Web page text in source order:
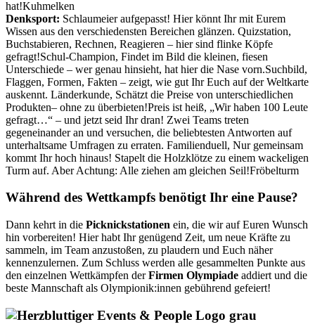
hat!Kuhmelken
Denksport: Schlaumeier aufgepasst! Hier könnt Ihr mit Eurem
Wissen aus den verschiedensten Bereichen glänzen. Quizstation,
Buchstabieren, Rechnen, Reagieren – hier sind flinke Köpfe
gefragt!Schul-Champion, Findet im Bild die kleinen, fiesen
Unterschiede – wer genau hinsieht, hat hier die Nase vorn.Suchbild,
Flaggen, Formen, Fakten – zeigt, wie gut Ihr Euch auf der Weltkarte
auskennt. Länderkunde, Schätzt die Preise von unterschiedlichen
Produkten– ohne zu überbieten!Preis ist heiß, „Wir haben 100 Leute
gefragt…“ – und jetzt seid Ihr dran! Zwei Teams treten
gegeneinander an und versuchen, die beliebtesten Antworten auf
unterhaltsame Umfragen zu erraten. Familienduell, Nur gemeinsam
kommt Ihr hoch hinaus! Stapelt die Holzklötze zu einem wackeligen
Turm auf. Aber Achtung: Alle ziehen am gleichen Seil!Fröbelturm
Während des Wettkampfs benötigt Ihr eine Pause?
Dann kehrt in die Picknickstationen ein, die wir auf Euren Wunsch
hin vorbereiten! Hier habt Ihr genügend Zeit, um neue Kräfte zu
sammeln, im Team anzustoßen, zu plaudern und Euch näher
kennenzulernen. Zum Schluss werden alle gesammelten Punkte aus
den einzelnen Wettkämpfen derFirmen Olympiade addiert und die
beste Mannschaft als Olympionik:innen gebührend gefeiert!